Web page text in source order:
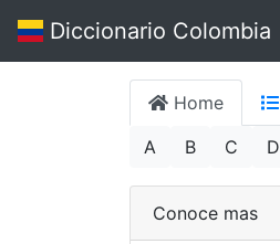
Diccionario Colombia
Home
A
B C D
Conoce mas